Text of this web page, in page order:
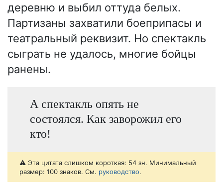
деревню и выбил оттуда белых.
Партизаны захватили боеприпасы и
театральный реквизит. Но спектакль
сыграть не удалось, многие бойцы
ранены.
А спектакль опять не
состоялся. Как заворожил его
кто!
⚠️ Эта цитата слишком короткая: 54 зн. Минимальный
размер: 100 знаков. См. руководство.